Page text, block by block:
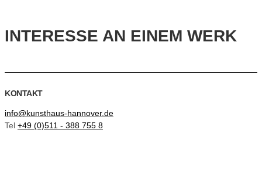
INTERESSE AN EINEM WERK
KONTAKT
info@kunsthaus-hannover.de
Tel +49 (0)511 - 388 755 8